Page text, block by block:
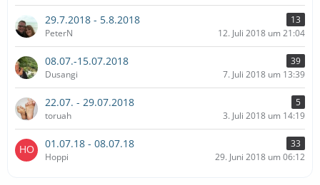
29.7.2018 - 5.8.2018
13
PeterN
12. Juli 2018 um 21:04
08.07.-15.07.2018
39
Dusangi
7. Juli 2018 um 13:39
22.07. - 29.07.2018
5
toruah
3. Juli 2018 um 14:19
01.07.18 - 08.07.18
33
Hoppi
29. Juni 2018 um 06:12